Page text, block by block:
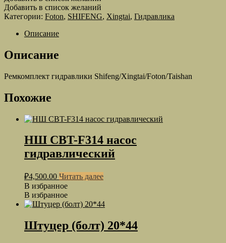
Добавить в список желаний
Категории: Foton, SHIFENG, Xingtai, Гидравлика
Описание
Описание
Ремкомплект гидравлики Shifeng/Xingtai/Foton/Taishan
Похожие
НШ CBT-F314 насос
гидравлический
₽4,500.00 Читать далее
В избранное
В избранное
Штуцер (болт) 20*44